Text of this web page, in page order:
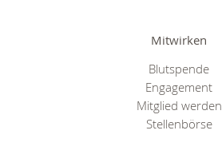
Mitwirken
Blutspende
Engagement
Mitglied werden
Stellenbörse